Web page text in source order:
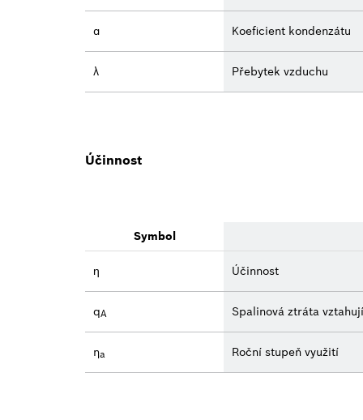
α Koeficient kondenzátu
λ Přebytek vzduchu
Účinnost
Symbol
ƞ Účinnost
qA Spalinová ztráta
ηa Roční stupeň využití